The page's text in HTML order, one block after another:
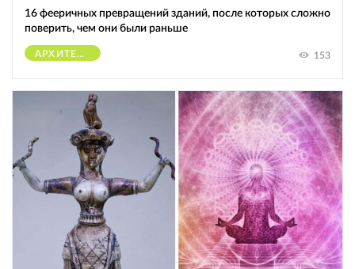
16 фееричных превращений зданий, после которых сложно
поверить, чем они были раньше
АРХИТЕКТУРА 153